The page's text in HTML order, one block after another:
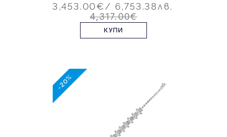
3,453.00€/ 6,753.38лв.
4,317.00€
КУПИ
-20%